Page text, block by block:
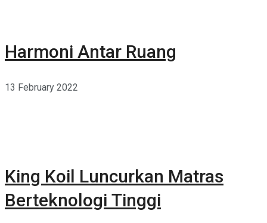
Harmoni Antar Ruang
13 February 2022
King Koil Luncurkan Matras
Berteknologi Tinggi